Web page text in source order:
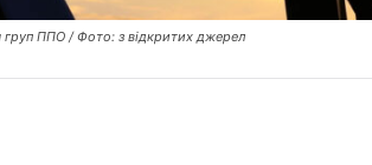
груп ППО / Фото: з відкритих джерел